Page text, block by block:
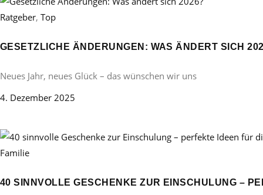
Ratgeber, Top
GESETZLICHE ÄNDERUNGEN: WAS ÄNDERT SICH
Neues Jahr, neues Glück – das wünschen wir uns
4. Dezember 2025
Familie
40 SINNVOLLE GESCHENKE ZUR EINSCHULUNG –